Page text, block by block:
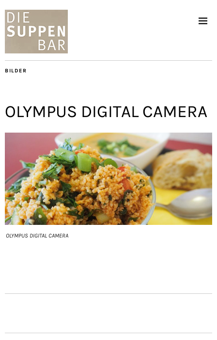
BILDER
OLYMPUS DIGITAL CAMERA
OLYMPUS DIGITAL CAMERA